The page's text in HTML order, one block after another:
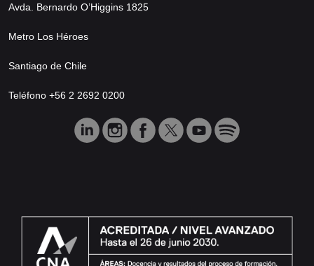
Avda. Bernardo O’Higgins 1825
Metro Los Héroes
Santiago de Chile
Teléfono +56 2 2692 0200